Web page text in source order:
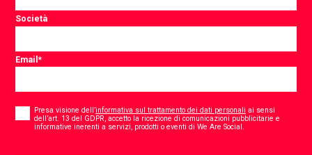
Società
Email*
Presa visione dell’informativa sul trattamento dei dati personali ai sensi
dell’art. 13 del GDPR, accetto la ricezione di comunicazioni pubblicitarie e
informative inerenti a servizi, prodotti o eventi di We Are Social.